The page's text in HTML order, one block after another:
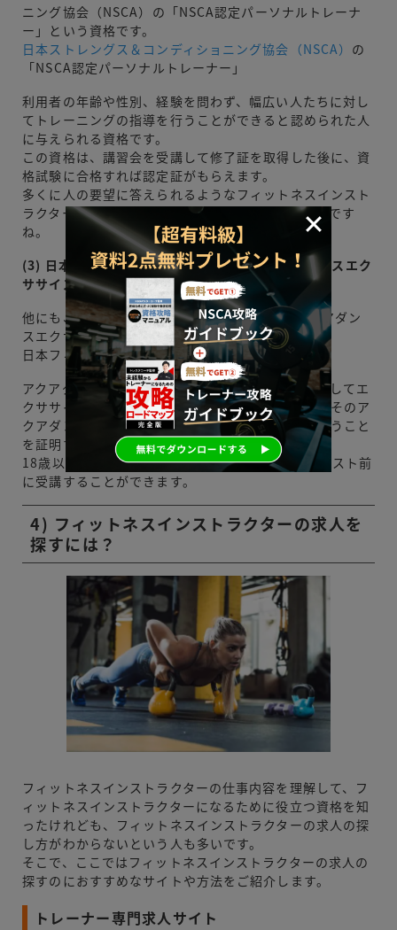
ニング協会（NSCA）の「NSCA認定パーソナルトレーナ
ー」という資格です。
日本ストレングス＆コンディショニング協会（NSCA） の
「NSCA認定パーソナルトレーナー」
利用者の年齢や性別、経験を問わず、幅広い人たちに対し
てトレーニングの指導を行うことができると認められた人
に与えられる資格です。
この資格は、講習会を受講して修了証を取得した後に、資
格試験に合格すれば認定証がもらえます。
多くに人の要望に答えられるようなフィットネスインスト
ラクターになるためにこの資格を持っている心強いです
ね。
(3) 日本フィットネス協会（JAFA）の「アクアダンスエク
ササイズ」
他にも、日本フィットネス協会（JAFA）の「アクアダン
スエクササイズ」もおすすめです。
日本フィットネス協会 アクアダンスエクササイズ
アクアダンスエクササイズとは、水を効果的に利用してエ
クササイズをするというものですが、この資格ではそのア
クアダンスエクササイズを指導する能力があるということ
を証明する資格です。
18歳以上の人で教習ワークショップもあり、認定テスト前
に受講することができます。
4) フィットネスインストラクターの求人を
探すには？
フィットネスインストラクターの仕事内容を理解して、フ
ィットネスインストラクターになるために役立つ資格を知
ったけれども、フィットネスインストラクターの求人の探
し方がわからないという人も多いです。
そこで、ここではフィットネスインストラクターの求人の
探すのにおすすめなサイトや方法をご紹介します。
トレーナー専門求人サイト